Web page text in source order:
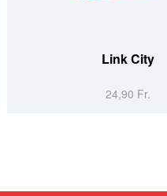
Link City
24,90 Fr.